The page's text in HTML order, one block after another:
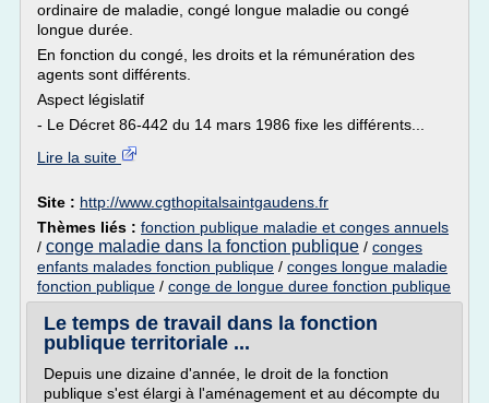
ordinaire de maladie, congé longue maladie ou congé
longue durée.
En fonction du congé, les droits et la rémunération des
agents sont différents.
Aspect législatif
- Le Décret 86-442 du 14 mars 1986 fixe les différents...
Lire la suite
Site : http://www.cgthopitalsaintgaudens.fr
Thèmes liés : fonction publique maladie et conges annuels
/ conge maladie dans la fonction publique / conges
enfants malades fonction publique / conges longue maladie
fonction publique / conge de longue duree fonction publique
Le temps de travail dans la fonction
publique territoriale ...
Depuis une dizaine d'année, le droit de la fonction
publique s'est élargi à l'aménagement et au décompte du